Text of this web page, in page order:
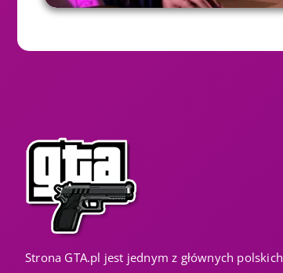
Strona GTA.pl jest jednym z głównych polskich